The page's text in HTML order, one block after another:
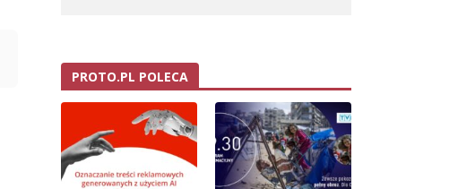
PROTO.PL POLECA